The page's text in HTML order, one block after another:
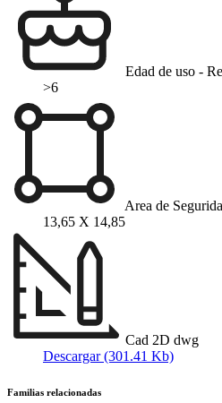
Edad de uso -
>6
Area de
13,65 X 14,85
Cad 2D dwg
Descargar (301.41 Kb)
Familias relacionadas